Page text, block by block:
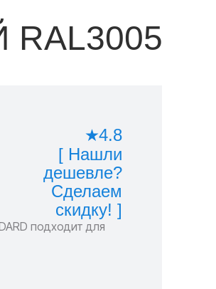
4.8
[ Нашли
дешевле?
Сделаем
скидку! ]
подходит для